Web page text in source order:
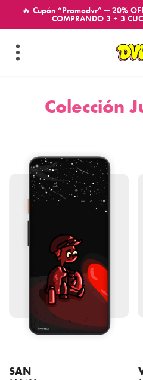
🔥 Cupón “Promodvr” — 20%
COMPRANDO 3 + 3
Colección
SAN